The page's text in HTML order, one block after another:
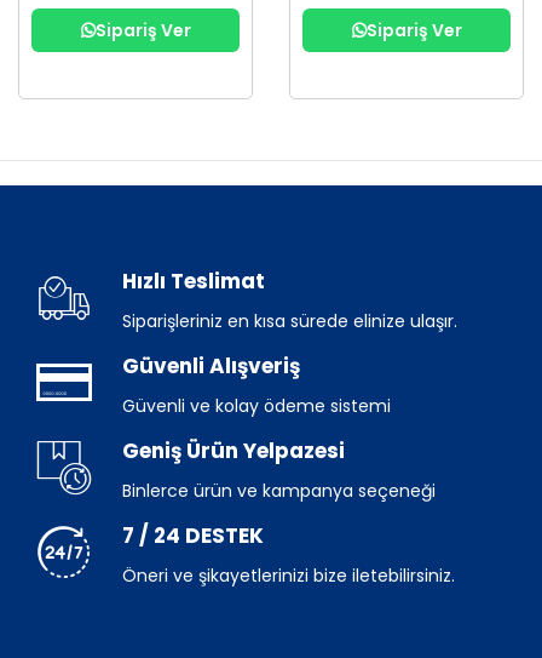
Sipariş Ver Sipariş Ver
Hızlı Teslimat
Siparişleriniz en kısa sürede elinize ulaşır.
Güvenli Alışveriş
Güvenli ve kolay ödeme sistemi
Geniş Ürün Yelpazesi
Binlerce ürün ve kampanya seçeneği
7 / 24 DESTEK
Öneri ve şikayetlerinizi bize iletebilirsiniz.